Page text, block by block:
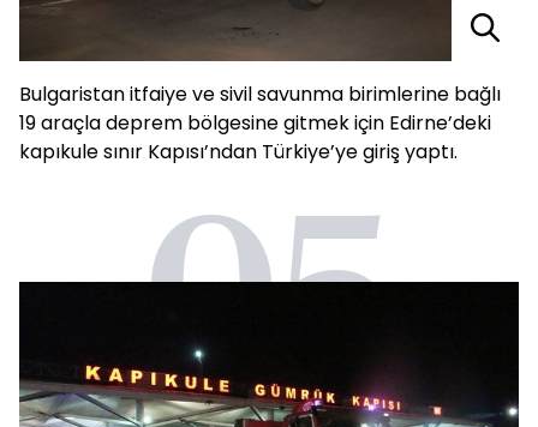
Bulgaristan itfaiye ve sivil savunma birimlerine bağlı
19 araçla deprem bölgesine gitmek için Edirne’deki
kapıkule sınır Kapısı’ndan Türkiye’ye giriş yaptı.
05